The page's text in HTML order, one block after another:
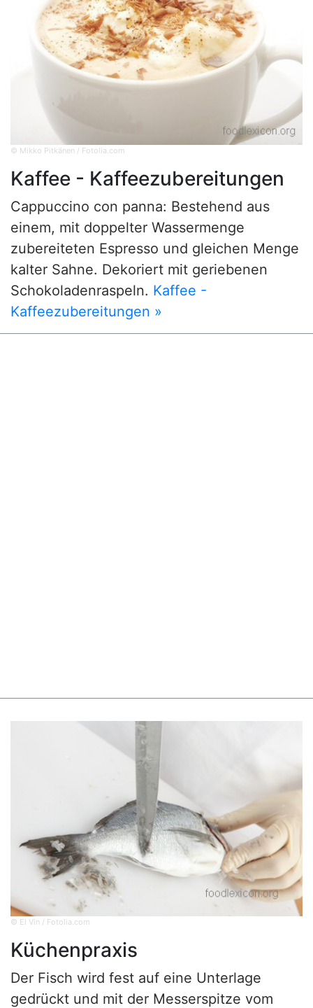
© Mikko Pitkänen / Fotolia.com
Kaffee - Kaffeezubereitungen
Cappuccino con panna: Bestehend aus
einem, mit doppelter Wassermenge
zubereiteten Espresso und gleichen Menge
kalter Sahne. Dekoriert mit geriebenen
Schokoladenraspeln. Kaffee -
Kaffeezubereitungen »
© El Vin / Fotolia.com
Küchenpraxis
Der Fisch wird fest auf eine Unterlage
gedrückt und mit der Messerspitze vom